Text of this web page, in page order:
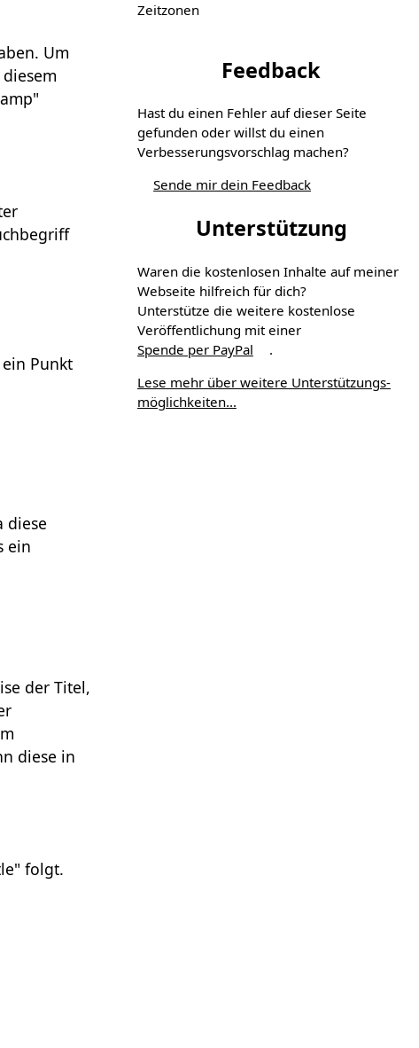
Um
Punkt
diese
ein
der Titel,
diese in
folgt.
Zeitzonen
Feedback
Hast du einen Fehler auf dieser Seite
gefunden oder willst du einen
Verbesserungs­vorschlag machen?
Sende mir dein Feedback
Unterstützung
Waren die kostenlosen Inhalte auf meiner
Webseite hilfreich für dich?
Unterstütze die weitere kostenlose
Veröffentlichung mit einer
Spende per PayPal
.
Lese mehr über weitere Unterstützungs­
möglichkeiten...